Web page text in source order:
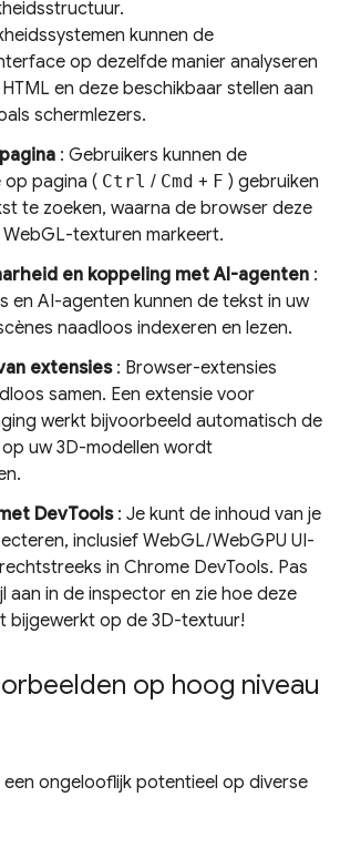
kunnen de
op dezelfde manier analyseren
en deze beschikbaar stellen aan
schermlezers.
: Gebruikers kunnen de
pagina ( Ctrl / Cmd + F ) gebruiken
te zoeken, waarna de browser deze
texturen markeert.
en koppeling met AI-agenten :
en AI-agenten kunnen de tekst in uw
naadloos indexeren en lezen.
extensies: Browser-extensies
samen. Een extensie voor
werkt bijvoorbeeld automatisch de
uw 3D-modellen wordt
DevTools: Je kunt de inhoud van je
inclusief WebGL/WebGPU UI-
in Chrome DevTools. Pas
aan in de inspector en zie hoe deze
bijgewerkt op de 3D-textuur!
op hoog niveau
een ongelooflijk potentieel op diverse